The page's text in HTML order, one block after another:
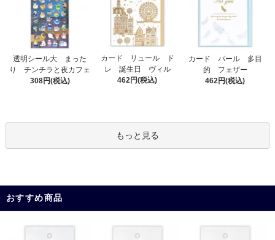
透明シール大 まった
り チンチラと夜カフェ
308円(税込)
カード リュール ド
レ 誕生日 ヴィル
462円(税込)
カード パール 多目
的 フェザー
462円(税込)
もっと見る
おすすめ商品